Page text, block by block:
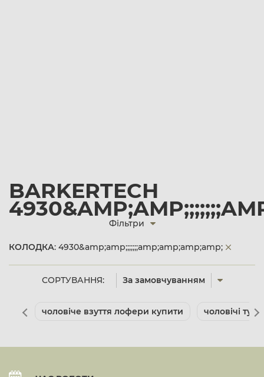
BARKERTECH
СОРТУВАННЯ: За замовчуванням
Фільтри
КОЛОДКА: 4930&amp;amp;;;;;;;amp;amp;amp;amp;
чоловіче взуття лофери купити чоловічі